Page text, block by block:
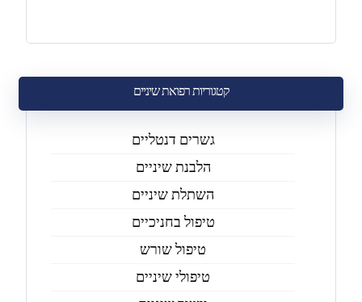
קטגוריות רפואת שיניים
גשרים דנטליים
הלבנת שיניים
השתלת שיניים
טיפול בחניכיים
טיפול שורש
טיפולי שיניים